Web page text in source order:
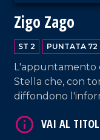
Zigo Zago
ST 2 PUNTATA 72
L'appuntamento
Stella che, con
diffondono
Lamezia Terme.
VAI AL TITOLO